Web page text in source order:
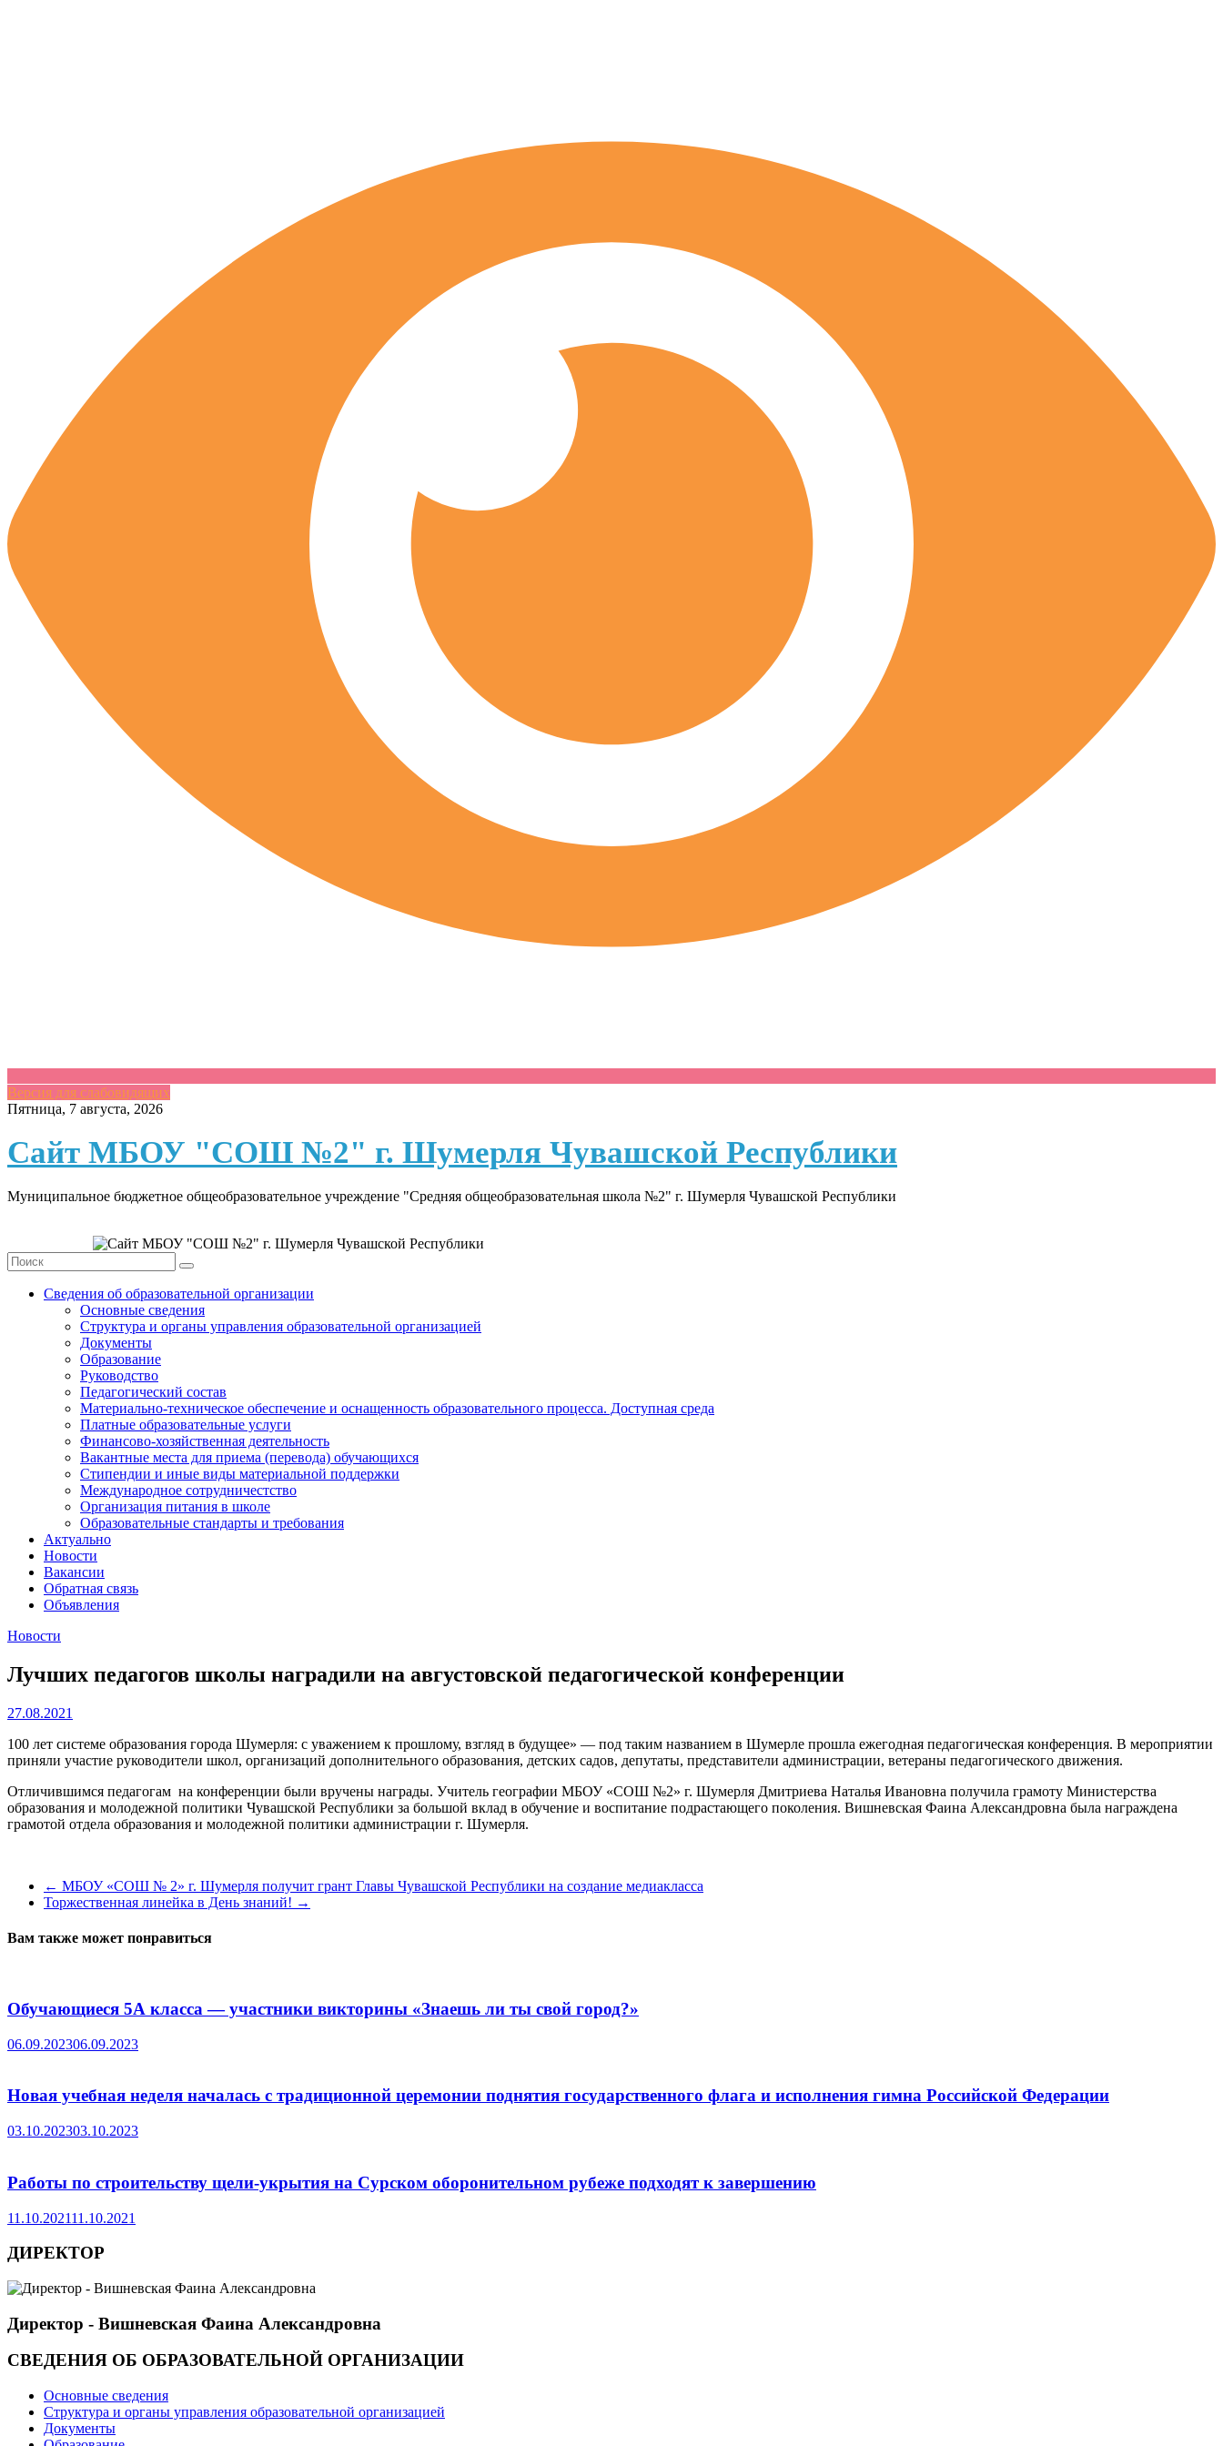
Версия для слабовидящих
Skip
content
Пятница, 7 августа, 2026
Сайт МБОУ "СОШ №2" г. Шумерля Чувашской Республики
Муниципальное бюджетное общеобразовательное учреждение "Средняя общеобразовательная школа №2" г. Шумерля Чувашской Республики
Сведения об образовательной организации
Основные сведения
Структура и органы управления образовательной организацией
Документы
Образование
Руководство
Педагогический состав
Материально-техническое обеспечение и оснащенность образовательного процесса. Доступная среда
Платные образовательные услуги
Финансово-хозяйственная деятельность
Вакантные места для приема (перевода) обучающихся
Стипендии и иные виды материальной поддержки
Международное сотрудничестство
Организация питания в школе
Образовательные стандарты и требования
Актуально
Новости
Вакансии
Обратная связь
Объявления
Новости
Лучших педагогов школы наградили на августовской педагогической конференции
27.08.2021
100 лет системе образования города Шумерля: с уважением к прошлому, взгляд в будущее» — под таким названием в Шумерле прошла ежегодная педагогическая конференция. В мероприятии
приняли участие руководители школ, организаций дополнительного образования, детских садов, депутаты, представители администрации, ветераны педагогического движения.
Отличившимся педагогам на конференции были вручены награды. Учитель географии МБОУ «СОШ №2» г. Шумерля Дмитриева Наталья Ивановна получила грамоту Министерства
образования и молодежной политики Чувашской Республики за большой вклад в обучение и воспитание подрастающего поколения. Вишневская Фаина Александровна была награждена
грамотой отдела образования и молодежной политики администрации г. Шумерля.
← МБОУ «СОШ № 2» г. Шумерля получит грант Главы Чувашской Республики на создание медиакласса
Торжественная линейка в День знаний! →
Вам также может понравиться
Обучающиеся 5А класса — участники викторины «Знаешь ли ты свой город?»
06.09.202306.09.2023
Новая учебная неделя началась с традиционной церемонии поднятия государственного флага и исполнения гимна Российской Федерации
03.10.202303.10.2023
Работы по строительству щели-укрытия на Сурском оборонительном рубеже подходят к завершению
11.10.202111.10.2021
ДИРЕКТОР
Директор - Вишневская Фаина Александровна
СВЕДЕНИЯ ОБ ОБРАЗОВАТЕЛЬНОЙ ОРГАНИЗАЦИИ
Основные сведения
Структура и органы управления образовательной организацией
Документы